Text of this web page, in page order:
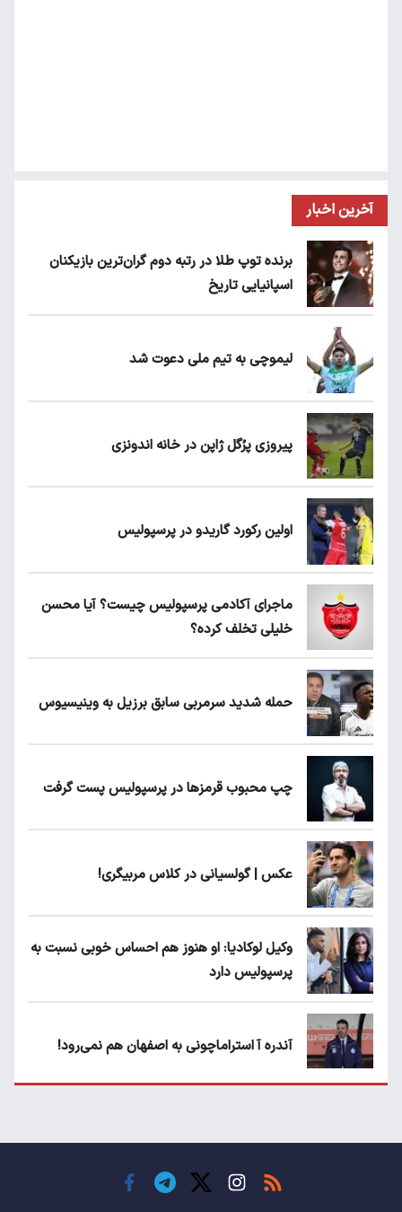
آخرین اخبار
برنده توپ طلا در رتبه دوم گران‌ترین بازیکنان
اسپانیایی تاریخ
لیموچی به تیم ملی دعوت شد
پیروزی پرُگل ژاپن در خانه اندونزی
اولین رکورد گاریدو در پرسپولیس
ماجرای آکادمی پرسپولیس چیست؟ آیا محسن
خلیلی تخلف کرده؟
حمله شدید سرمربی سابق برزیل به وینیسیوس
چپ محبوب قرمزها در پرسپولیس پست گرفت
عکس | گولسیانی در کلاس مربیگری!
وکیل لوکادیا: او هنوز هم احساس خوبی نسبت به
پرسپولیس دارد
آندره آ استراماچونی به اصفهان هم نمی‌رود!
حسن روی هوا!